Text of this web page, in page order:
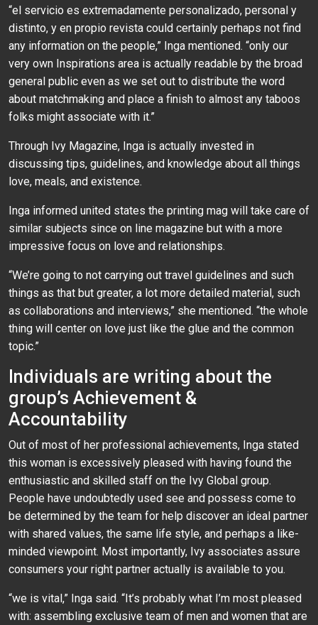
“el servicio es extremadamente personalizado, personal y
distinto, y en propio revista could certainly perhaps not find
any information on the people,” Inga mentioned. “only our
very own Inspirations area is actually readable by the broad
general public even as we set out to distribute the word
about matchmaking and place a finish to almost any taboos
folks might associate with it.”
Through Ivy Magazine, Inga is actually invested in
discussing tips, guidelines, and knowledge about all things
love, meals, and existence.
Inga informed united states the printing mag will take care of
similar subjects since on line magazine but with a more
impressive focus on love and relationships.
“We’re going to not carrying out travel guidelines and such
things as that but greater, a lot more detailed material, such
as collaborations and interviews,” she mentioned. “the whole
thing will center on love just like the glue and the common
topic.”
Individuals are writing about the
group’s Achievement &
Accountability
Out of most of her professional achievements, Inga stated
this woman is excessively pleased with having found the
enthusiastic and skilled staff on the Ivy Global group.
People have undoubtedly used see and possess come to
be determined by the team for help discover an ideal partner
with shared values, the same life style, and perhaps a like-
minded viewpoint. Most importantly, Ivy associates assure
consumers your right partner actually is available to you.
“we is vital,” Inga said. “It’s probably what I’m most pleased
with: assembling exclusive team of men and women that are